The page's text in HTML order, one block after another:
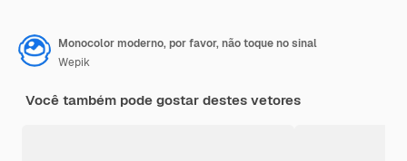
Monocolor moderno, por favor, não toque no sinal
Wepik
Você também pode gostar destes vetores